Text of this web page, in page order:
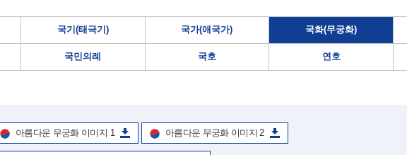
국기(태극기) 국가(애국가) 국화(무궁화)
국민의례 국호 연호
아름다운 무궁화 이미지 1 아름다운 무궁화 이미지 2